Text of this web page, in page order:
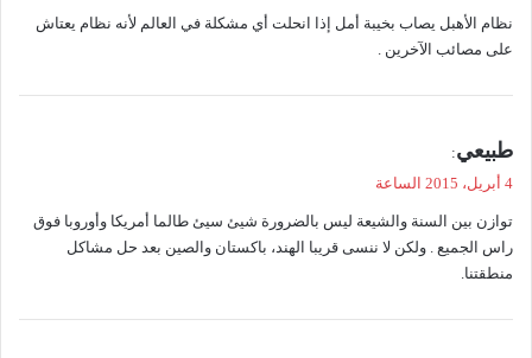
ل
نظام الأهبل يصاب بخيبة أمل إذا انحلت أي مشكلة في العالم لأنه نظام يعتاش
على مصائب الآخرين .
ي
ل
طبيعي:
4 أبريل، 2015 الساعة
توازن بين السنة والشيعة ليس بالضرورة شيئ سيئ طالما أمريكا وأوروبا فوق
راس الجميع . ولكن لا ننسى قريبا الهند، باكستان والصين بعد حل مشاكل
منطقتنا.